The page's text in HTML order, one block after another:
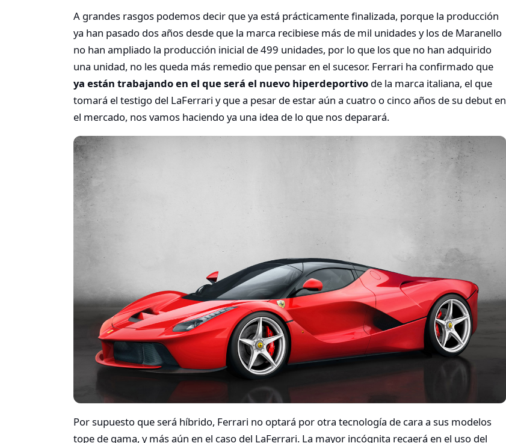
A grandes rasgos podemos decir que ya está prácticamente finalizada, porque la producción
ya han pasado dos años desde que la marca recibiese más de mil unidades y los de Maranello
no han ampliado la producción inicial de 499 unidades, por lo que los que no han adquirido
una unidad, no les queda más remedio que pensar en el sucesor. Ferrari ha confirmado que
ya están trabajando en el que será el nuevo hiperdeportivo de la marca italiana, el que
tomará el testigo del LaFerrari y que a pesar de estar aún a cuatro o cinco años de su debut en
el mercado, nos vamos haciendo ya una idea de lo que nos deparará.
Por supuesto que será híbrido, Ferrari no optará por otra tecnología de cara a sus modelos
tope de gama, y más aún en el caso del LaFerrari. La mayor incógnita recaerá en el uso del